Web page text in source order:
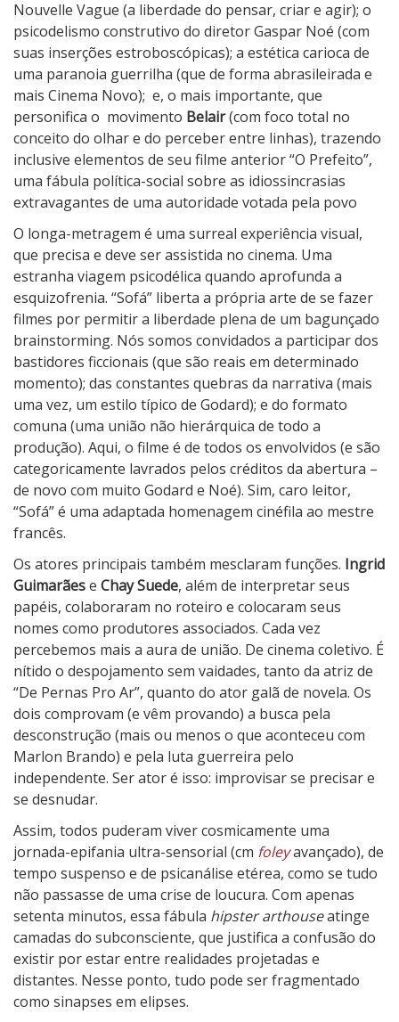
Nouvelle Vague (a liberdade do pensar, criar e agir); o
psicodelismo construtivo do diretor Gaspar Noé (com
suas inserções estroboscópicas); a estética carioca de
uma paranoia guerrilha (que de forma abrasileirada e
mais Cinema Novo); e, o mais importante, que
personifica o movimento Belair(com foco total no
conceito do olhar e do perceber entre linhas), trazendo
inclusive elementos de seu filme anterior “O Prefeito”,
uma fábula política-social sobre as idiossincrasias
extravagantes de uma autoridade votada pela povo
O longa-metragem é uma surreal experiência visual,
que precisa e deve ser assistida no cinema. Uma
estranha viagem psicodélica quando aprofunda a
esquizofrenia. “Sofá” liberta a própria arte de se fazer
filmes por permitir a liberdade plena de um bagunçado
brainstorming. Nós somos convidados a participar dos
bastidores ficcionais (que são reais em determinado
momento); das constantes quebras da narrativa (mais
uma vez, um estilo típico de Godard); e do formato
comuna (uma união não hierárquica de todo a
produção). Aqui, o filme é de todos os envolvidos (e são
categoricamente lavrados pelos créditos da abertura –
de novo com muito Godard e Noé). Sim, caro leitor,
“Sofá” é uma adaptada homenagem cinéfila ao mestre
francês.
Os atores principais também mesclaram funções. Ingrid
Guimarãese Chay Suede, além de interpretar seus
papéis, colaboraram no roteiro e colocaram seus
nomes como produtores associados. Cada vez
percebemos mais a aura de união. De cinema coletivo. É
nítido o despojamento sem vaidades, tanto da atriz de
“De Pernas Pro Ar”, quanto do ator galã de novela. Os
dois comprovam (e vêm provando) a busca pela
desconstrução (mais ou menos o que aconteceu com
Marlon Brando) e pela luta guerreira pelo
independente. Ser ator é isso: improvisar se precisar e
se desnudar.
Assim, todos puderam viver cosmicamente uma
jornada-epifania ultra-sensorial (cm foleyavançado), de
tempo suspenso e de psicanálise etérea, como se tudo
não passasse de uma crise de loucura. Com apenas
setenta minutos, essa fábula hipster arthouseatinge
camadas do subconsciente, que justifica a confusão do
existir por estar entre realidades projetadas e
distantes. Nesse ponto, tudo pode ser fragmentado
como sinapses em elipses.